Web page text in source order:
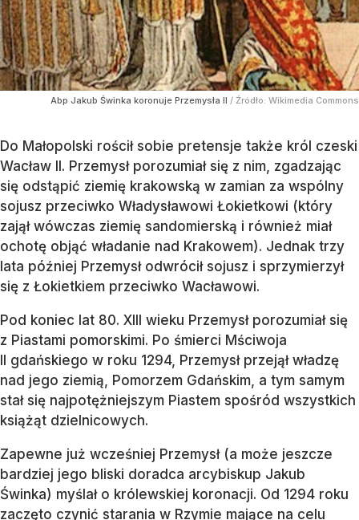
Abp Jakub Świnka koronuje Przemysła II / Źródło: Wikimedia Commons
Do Małopolski rościł sobie pretensje także król czeski
Wacław II. Przemysł porozumiał się z nim, zgadzając
się odstąpić ziemię krakowską w zamian za wspólny
sojusz przeciwko Władysławowi Łokietkowi (który
zajął wówczas ziemię sandomierską i również miał
ochotę objąć władanie nad Krakowem). Jednak trzy
lata później Przemysł odwrócił sojusz i sprzymierzył
się z Łokietkiem przeciwko Wacławowi.
Pod koniec lat 80. XIII wieku Przemysł porozumiał się
z Piastami pomorskimi. Po śmierci Mściwoja
II gdańskiego w roku 1294, Przemysł przejął władzę
nad jego ziemią, Pomorzem Gdańskim, a tym samym
stał się najpotężniejszym Piastem spośród wszystkich
książąt dzielnicowych.
Zapewne już wcześniej Przemysł (a może jeszcze
bardziej jego bliski doradca arcybiskup Jakub
Świnka) myślał o królewskiej koronacji. Od 1294 roku
zaczęto czynić starania w Rzymie mające na celu